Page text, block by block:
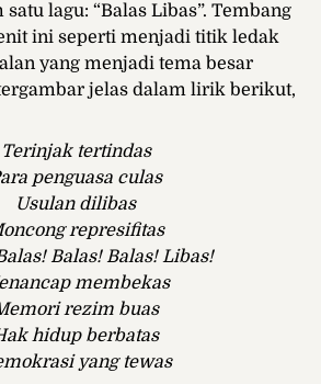
lagu: “Balas Libas”. Tembang
ini seperti menjadi titik ledak
yang menjadi tema besar
jelas dalam lirik berikut,
Terinjak tertindas
penguasa culas
Usulan dilibas
represifitas
Balas! Balas! Libas!
membekas
rezim buas
hidup berbatas
yang tewas